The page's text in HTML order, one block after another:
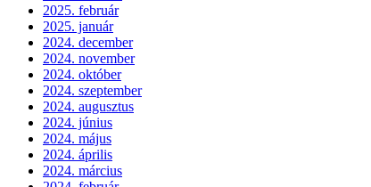
2025. február
2025. január
2024. december
2024. november
2024. október
2024. szeptember
2024. augusztus
2024. június
2024. május
2024. április
2024. március